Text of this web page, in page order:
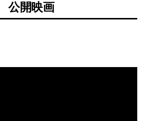
公開映画